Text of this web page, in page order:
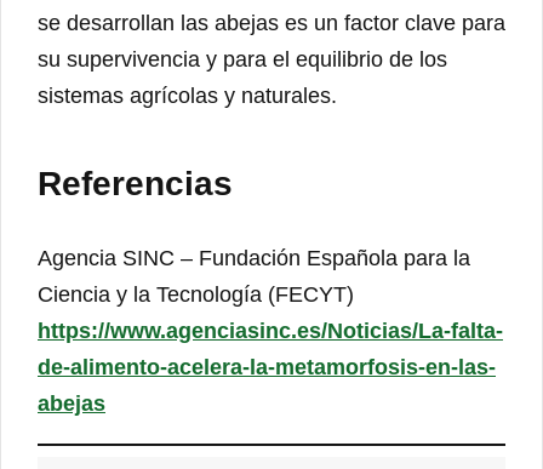
se desarrollan las abejas es un factor clave para
su supervivencia y para el equilibrio de los
sistemas agrícolas y naturales.
Referencias
Agencia SINC – Fundación Española para la
Ciencia y la Tecnología (FECYT)
https://www.agenciasinc.es/Noticias/La-falta-
de-alimento-acelera-la-metamorfosis-en-las-
abejas